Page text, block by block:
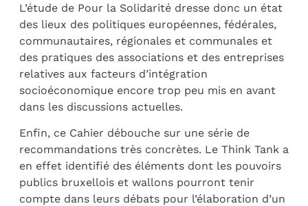
L’étude de Pour la Solidarité dresse donc un état
des lieux des politiques européennes, fédérales,
communautaires, régionales et communales et
des pratiques des associations et des entreprises
relatives aux facteurs d’intégration
socioéconomique encore trop peu mis en avant
dans les discussions actuelles.
Enfin, ce Cahier débouche sur une série de
recommandations très concrètes. Le Think Tank a
en effet identifié des éléments dont les pouvoirs
publics bruxellois et wallons pourront tenir
compte dans leurs débats pour l’élaboration d’un